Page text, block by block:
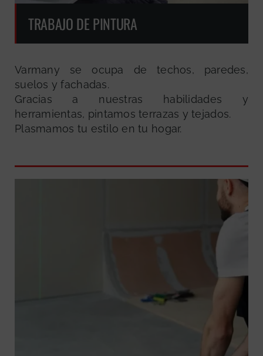
TRABAJO DE PINTURA
Varmany se ocupa de techos, paredes,
suelos y fachadas.
Gracias a nuestras habilidades y
herramientas, pintamos terrazas y tejados.
Plasmamos tu estilo en tu hogar.